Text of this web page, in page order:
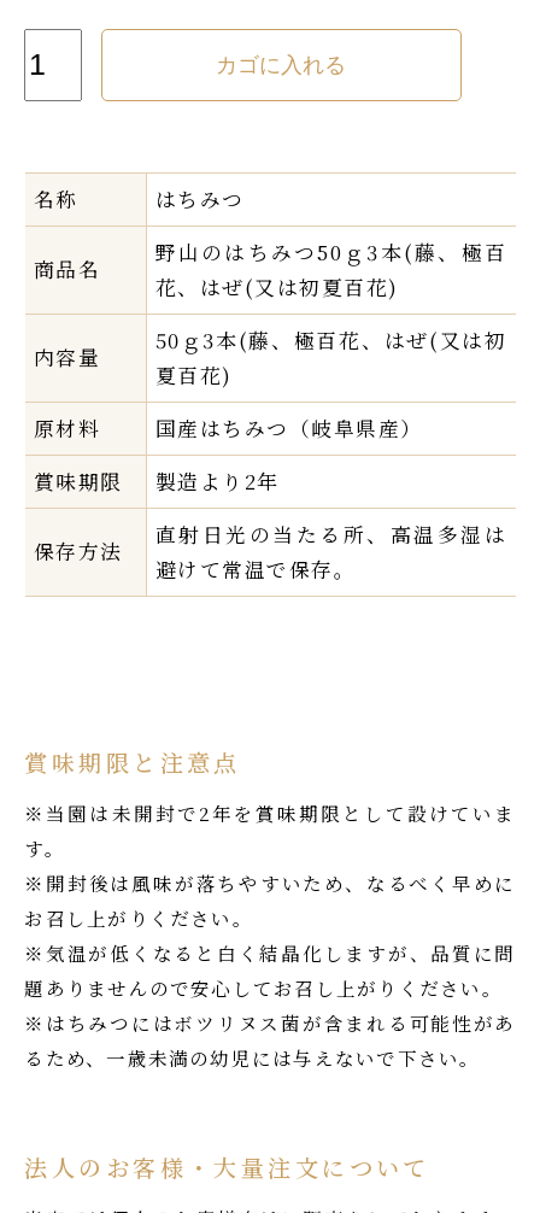
名称 はちみつ
商品名
野山のはちみつ50ｇ3本(藤、極百
花、はぜ(又は初夏百花)
内容量
50ｇ3本(藤、極百花、はぜ(又は初
夏百花)
原材料
国産はちみつ（岐阜県産）
賞味期限
製造より2年
保存方法
直射日光の当たる所、高温多湿は
避けて常温で保存。
賞味期限と注意点
※当園は未開封で2年を賞味期限として設けていま
す。
※開封後は風味が落ちやすいため、なるべく早めに
お召し上がりください。
※気温が低くなると白く結晶化しますが、品質に問
題ありませんので安心してお召し上がりください。
※はちみつにはボツリヌス菌が含まれる可能性があ
るため、一歳未満の幼児には与えないで下さい。
法人のお客様・大量注文について